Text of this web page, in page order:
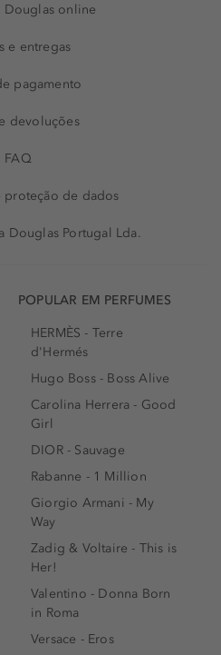
Douglas online
e entregas
pagamento
devoluções
FAQ
proteção de dados
Douglas Portugal Lda.
POPULAR EM PERFUMES
HERMÈS - Terre
d'Hermés
Hugo Boss - Boss Alive
Carolina Herrera - Good
Girl
DIOR - Sauvage
Rabanne - 1 Million
Giorgio Armani - My
Way
Zadig & Voltaire - This is
Her!
Valentino - Donna Born
in Roma
Versace - Eros